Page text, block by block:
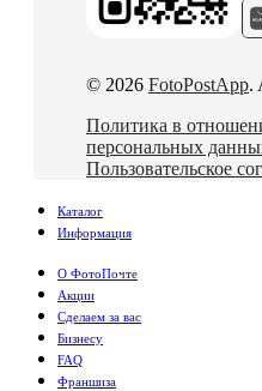
© 2026 FotoPostApp.
Политика в
персональных
Пользовательское
Каталог
Информация
О ФотоПочте
Акции
Сделаем за вас
Бизнесу
FAQ
Франшиза